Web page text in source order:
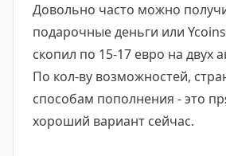
Довольно часто можно
подарочные деньги или
скопил по 15-17 евро на двух
По кол-ву возможностей,
способам пополнения - это
хороший вариант сейчас.